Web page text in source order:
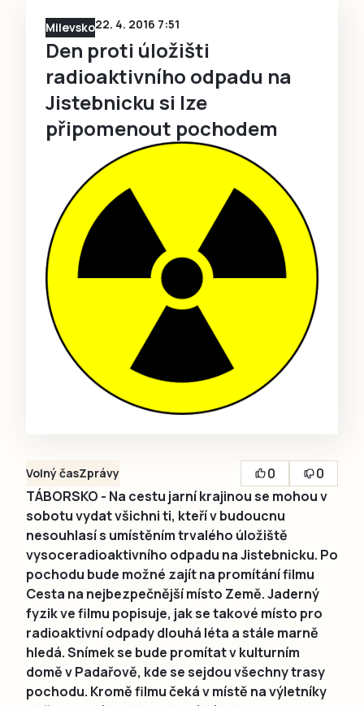
Milevsko22. 4. 2016 7:51
Den proti úložišti
radioaktivního odpadu na
Jistebnicku si lze
připomenout pochodem
Volný časZprávy 0
0
TÁBORSKO - Na cestu jarní krajinou se mohou v
sobotu vydat všichni ti, kteří v budoucnu
nesouhlasí s umístěním trvalého úložiště
vysoceradioaktivního odpadu na Jistebnicku. Po
pochodu bude možné zajít na promítání filmu
Cesta na nejbezpečnější místo Země. Jaderný
fyzik ve filmu popisuje, jak se takové místo pro
radioaktivní odpady dlouhá léta a stále marně
hledá. Snímek se bude promítat v kulturním
domě v Padařově, kde se sejdou všechny trasy
pochodu. Kromě filmu čeká v místě na výletníky